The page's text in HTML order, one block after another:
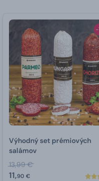
-
Výhodný set prémiových
salámov
13,99 €
11,90 €